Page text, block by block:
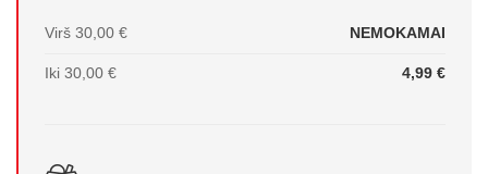
Virš 30,00 € NEMOKAMAI
Iki 30,00 € 4,99 €